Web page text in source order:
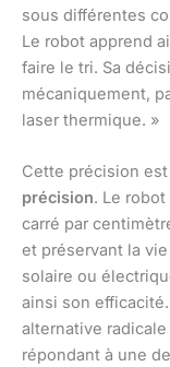
sous différentes
Le robot apprend
faire le tri. Sa
mécaniquement,
laser thermique. »
Cette précision est
précision. Le
carré par
et préservant la
solaire ou
ainsi son
alternative
répondant à une